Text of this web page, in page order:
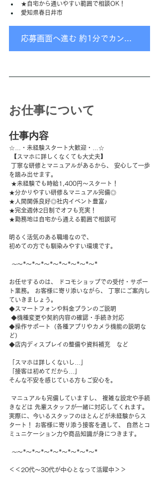
★自宅から通いやすい範囲で相談OK！
愛知県春日井市
お仕事について
仕事内容
☆…・未経験スタート大歓迎・…☆
【スマホに詳しくなくても大丈夫】
を踏み出せます。
★未経験でも時給1,400円～スタート！
★分かりやすい研修＆マニュアル完備◎
★人間関係良好◎社内イベント豊富♪
★完全週休2日制でオフも充実！
★勤務地は自宅から通える範囲で相談可
明るく活気のある職場なので、
初めての方でも馴染みやすい環境です。
～～*～*～*～*～*～*～*～*～*
お任せするのは、 ドコモショップでの受付・サポー
ト業務。 お客様に寄り添いながら、 丁寧にご案内し
ていきましょう。
◆スマートフォンや料金プランのご説明
◆機種変更や契約内容の確認・手続き対応
◆操作サポート（各種アプリやカメラ機能の説明な
ど）
◆店内ディスプレイの整備や資料補充　など
「スマホは詳しくないし…」
「接客は初めてだから…」
そんな不安を感じている方もご安心を。
きなどは 先輩スタッフが一緒に対応してくれます。
実際に、今いるスタッフのほとんどが未経験からス
タート！ お客様に寄り添う接客を通して、 自然とコ
ミュニケーション力や商品知識が身につきます。
～～*～*～*～*～*～*～*～*～*
＜＜20代〜30代が中心となって活躍中＞＞